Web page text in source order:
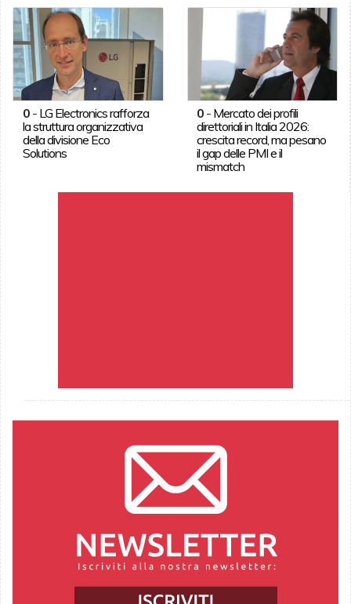
0- LG Electronics rafforza
la struttura organizzativa
della divisione Eco
Solutions
0 - Mercato dei profili
direttoriali in Italia 2026:
crescita record, ma pesano
il gap delle PMI e il
mismatch